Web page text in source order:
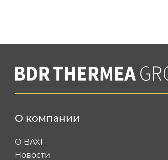
О компании
О BAXI
Новости